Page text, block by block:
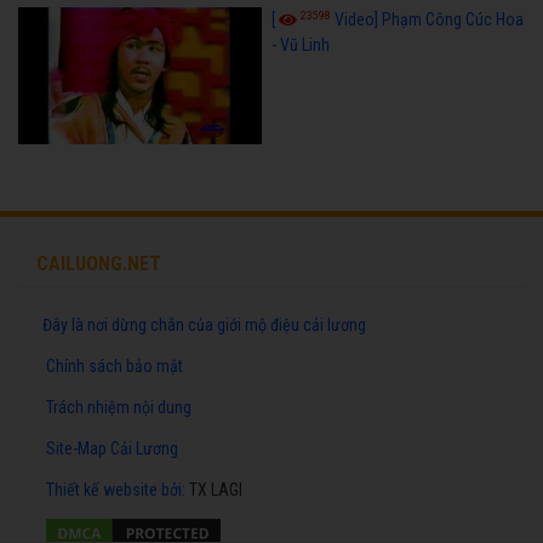
23598 Video] Phạm Công Cúc Hoa
- Vũ Linh
CAILUONG.NET
Đây là nơi dừng chân của giới mộ điệu cải lương
Chính sách bảo mật
Trách nhiệm nội dung
Site-Map Cải Lương
Thiết kế website bởi: TX LAGI